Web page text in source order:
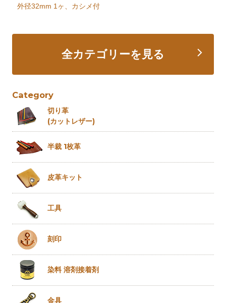
外径32mm 1ヶ、カシメ付
全カテゴリーを見る
Category
切り革
(カットレザー)
半裁 1枚革
皮革キット
工具
刻印
染料 溶剤接着剤
金具